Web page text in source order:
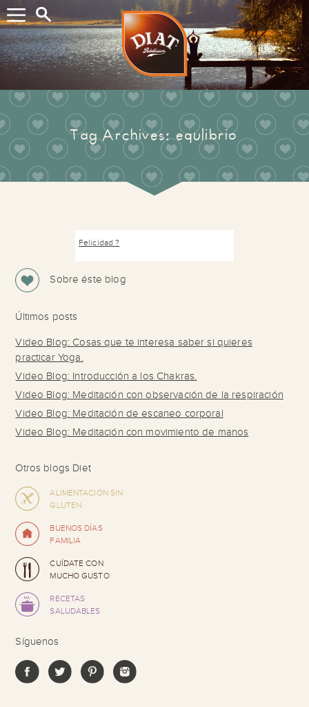
Buscar...
Tag Archives: equlibrio
Felicidad ?
Sobre éste blog
Últimos posts
Video Blog: Cosas que te interesa saber si quieres
practicar Yoga.
Video Blog: Introducción a los Chakras.
Video Blog: Meditación con observación de la respiración
Video Blog: Meditación de escaneo corporal
Video Blog: Meditación con movimiento de manos
Otros blogs Diet
ALIMENTACIÓN SIN
GLUTEN
BUENOS DÍAS
FAMILIA
CUÍDATE CON
MUCHO GUSTO
RECETAS
SALUDABLES
Síguenos